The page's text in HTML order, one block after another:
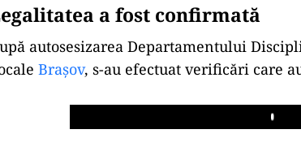
a fost confirmată
autosesizarea Departamentului
Brașov, s-au efectuat verificări care
Play